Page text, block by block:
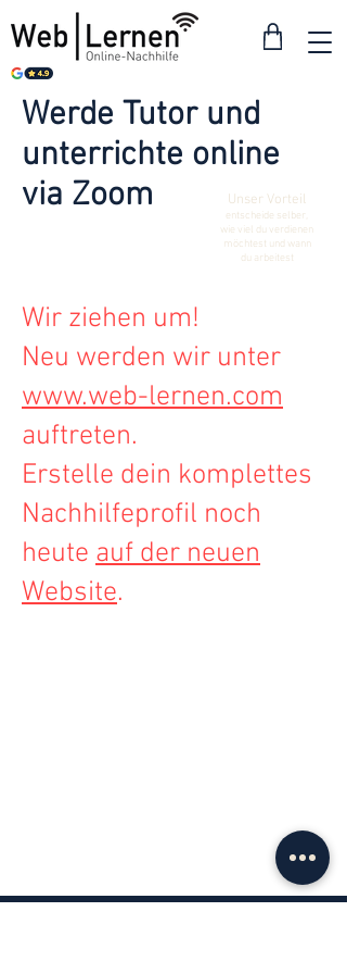
Unser Vorteil
entscheide selber,
wie viel du verdienen
möchtest und wann
du arbeitest
Werde Tutor und
unterrichte online
via Zoom
Wir ziehen um!
Neu werden wir unter
www.web-lernen.com
auftreten.
Erstelle dein komplettes
Nachhilfeprofil noch
heute auf der neuen
Website.